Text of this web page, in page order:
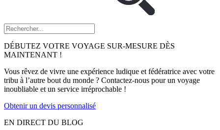
DÉBUTEZ VOTRE VOYAGE SUR-MESURE DÈS
MAINTENANT !
Vous rêvez de vivre une expérience ludique et fédératrice avec votre
tribu à l’autre bout du monde ? Contactez-nous pour un voyage
inoubliable et un service irréprochable !
Obtenir un devis personnalisé
EN DIRECT DU BLOG